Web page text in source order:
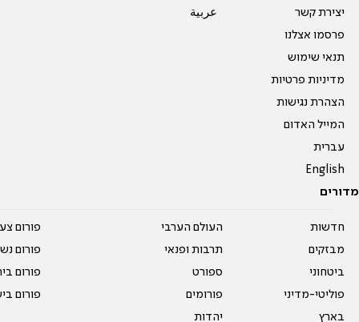
יצירת קשר
פרסמו אצלנו
תנאי שימוש
מדיניות פרטיות
הצהרת נגישות
המייל האדום
עברית
English
عربية
מדורים
חדשות
מבזקים
ביטחוני
פוליטי-מדיני
בארץ
העולם הערבי
תרבות ופנאי
ספורט
פורומים
יהדות
פורום
פורום
פורום
פורום